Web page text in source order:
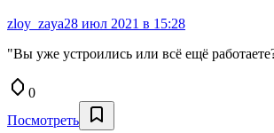
zloy_zaya28 июл 2021 в 15:28
"Вы уже устроились или всё ещё
0
Посмотреть